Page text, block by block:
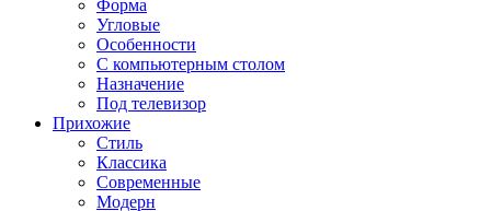
Форма
Угловые
Особенности
С компьютерным столом
Назначение
Под телевизор
Прихожие
Стиль
Классика
Современные
Модерн